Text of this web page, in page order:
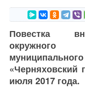
Повестка
«Черняховский
июля 2017 года.